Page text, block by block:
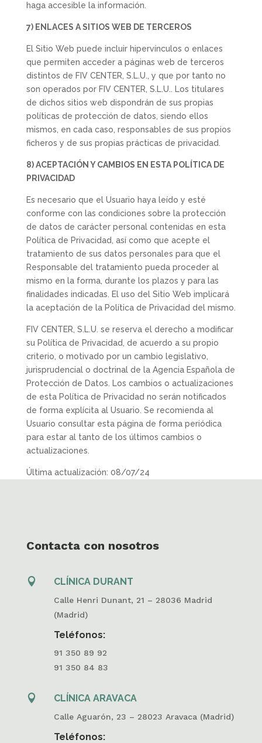
haga accesible la información.
7) ENLACES A SITIOS WEB DE TERCEROS
El Sitio Web puede incluir hipervínculos o enlaces
que permiten acceder a páginas web de terceros
distintos de FIV CENTER, S.L.U., y que por tanto no
son operados por FIV CENTER, S.L.U.. Los titulares
de dichos sitios web dispondrán de sus propias
políticas de protección de datos, siendo ellos
mismos, en cada caso, responsables de sus propios
ficheros y de sus propias prácticas de privacidad.
8) ACEPTACIÓN Y CAMBIOS EN ESTA POLÍTICA DE
PRIVACIDAD
Es necesario que el Usuario haya leído y esté
conforme con las condiciones sobre la protección
de datos de carácter personal contenidas en esta
Política de Privacidad, así como que acepte el
tratamiento de sus datos personales para que el
Responsable del tratamiento pueda proceder al
mismo en la forma, durante los plazos y para las
finalidades indicadas. El uso del Sitio Web implicará
la aceptación de la Política de Privacidad del mismo.
FIV CENTER, S.L.U. se reserva el derecho a modificar
su Política de Privacidad, de acuerdo a su propio
criterio, o motivado por un cambio legislativo,
jurisprudencial o doctrinal de la Agencia Española de
Protección de Datos. Los cambios o actualizaciones
de esta Política de Privacidad no serán notificados
de forma explícita al Usuario. Se recomienda al
Usuario consultar esta página de forma periódica
para estar al tanto de los últimos cambios o
actualizaciones.
Última actualización: 08/07/24
Contacta con nosotros
 CLÍNICA DURANT
Calle Henri Dunant, 21 – 28036 Madrid
(Madrid)
Teléfonos:
91 350 89 92
91 350 84 83
 CLÍNICA ARAVACA
Calle Aguarón, 23 – 28023 Aravaca (Madrid)
Teléfonos: